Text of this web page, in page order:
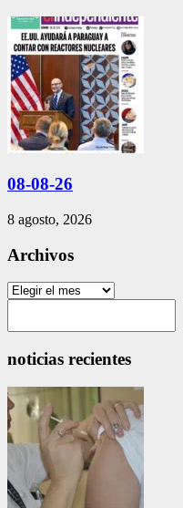
08-08-26
8 agosto, 2026
Archivos
Archivos
noticias recientes